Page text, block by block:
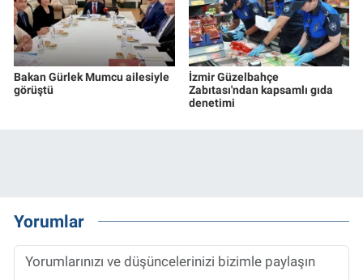
Bakan Gürlek Mumcu ailesiyle
görüştü
İzmir Güzelbahçe
Zabıtası'ndan kapsamlı gıda
denetimi
Yorumlar